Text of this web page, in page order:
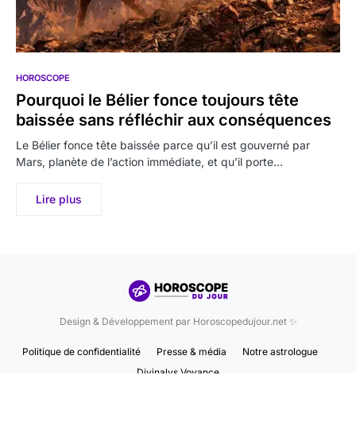
HOROSCOPE
Pourquoi le Bélier fonce toujours tête
baissée sans réfléchir aux conséquences
Le Bélier fonce tête baissée parce qu’il est gouverné par
Mars, planète de l’action immédiate, et qu’il porte…
Lire plus
Design & Développement par Horoscopedujour.net ✨
Politique de confidentialité Presse & média
Notre astrologue
Divinalys Voyance